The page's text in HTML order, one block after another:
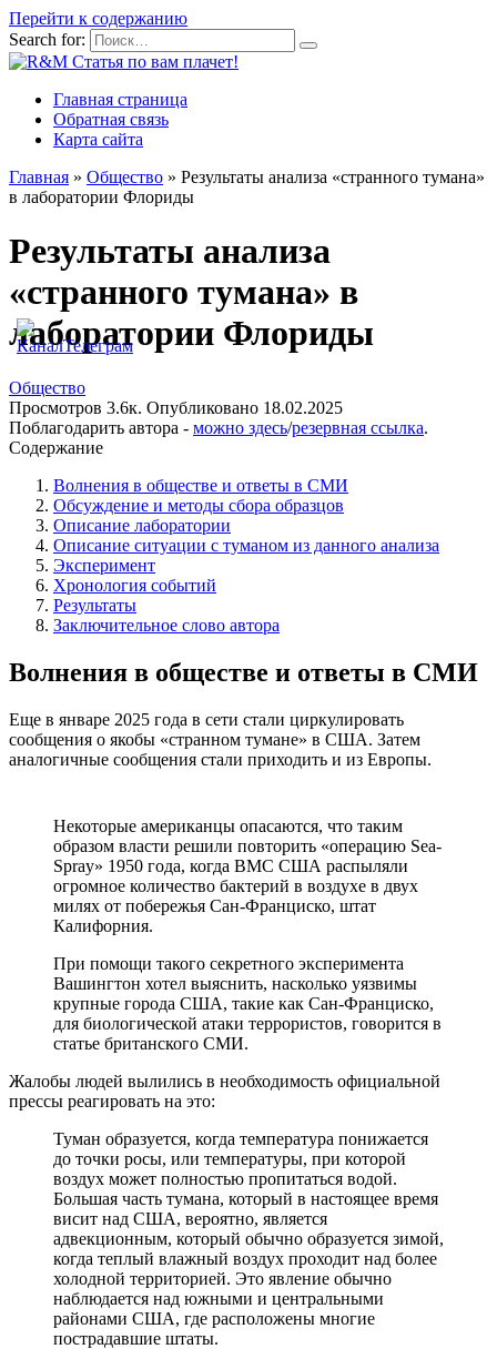
Перейти к содержанию
Search for:
Главная страница
Обратная связь
Карта сайта
Главная » Общество » Результаты анализа «странного тумана»
в лаборатории Флориды
Результаты анализа
«странного тумана» в
лаборатории Флориды
Общество
Просмотров 3.6к. Опубликовано 18.02.2025
Поблагодарить автора - можно здесь/резервная ссылка.
Содержание
Волнения в обществе и ответы в СМИ
Обсуждение и методы сбора образцов
Описание лаборатории
Описание ситуации с туманом из данного анализа
Эксперимент
Хронология событий
Результаты
Заключительное слово автора
Волнения в обществе и ответы в СМИ
Еще в январе 2025 года в сети стали циркулировать
сообщения о якобы «странном тумане» в США. Затем
аналогичные сообщения стали приходить и из Европы.
Некоторые американцы опасаются, что таким
образом власти решили повторить «операцию Sea-
Spray» 1950 года, когда ВМС США распыляли
огромное количество бактерий в воздухе в двух
милях от побережья Сан-Франциско, штат
Калифорния.
При помощи такого секретного эксперимента
Вашингтон хотел выяснить, насколько уязвимы
крупные города США, такие как Сан-Франциско,
для биологической атаки террористов, говорится в
статье британского СМИ.
Жалобы людей вылились в необходимость официальной
прессы реагировать на это:
Туман образуется, когда температура понижается
до точки росы, или температуры, при которой
воздух может полностью пропитаться водой.
Большая часть тумана, который в настоящее время
висит над США, вероятно, является
адвекционным, который обычно образуется зимой,
когда теплый влажный воздух проходит над более
холодной территорией. Это явление обычно
наблюдается над южными и центральными
районами США, где расположены многие
пострадавшие штаты.